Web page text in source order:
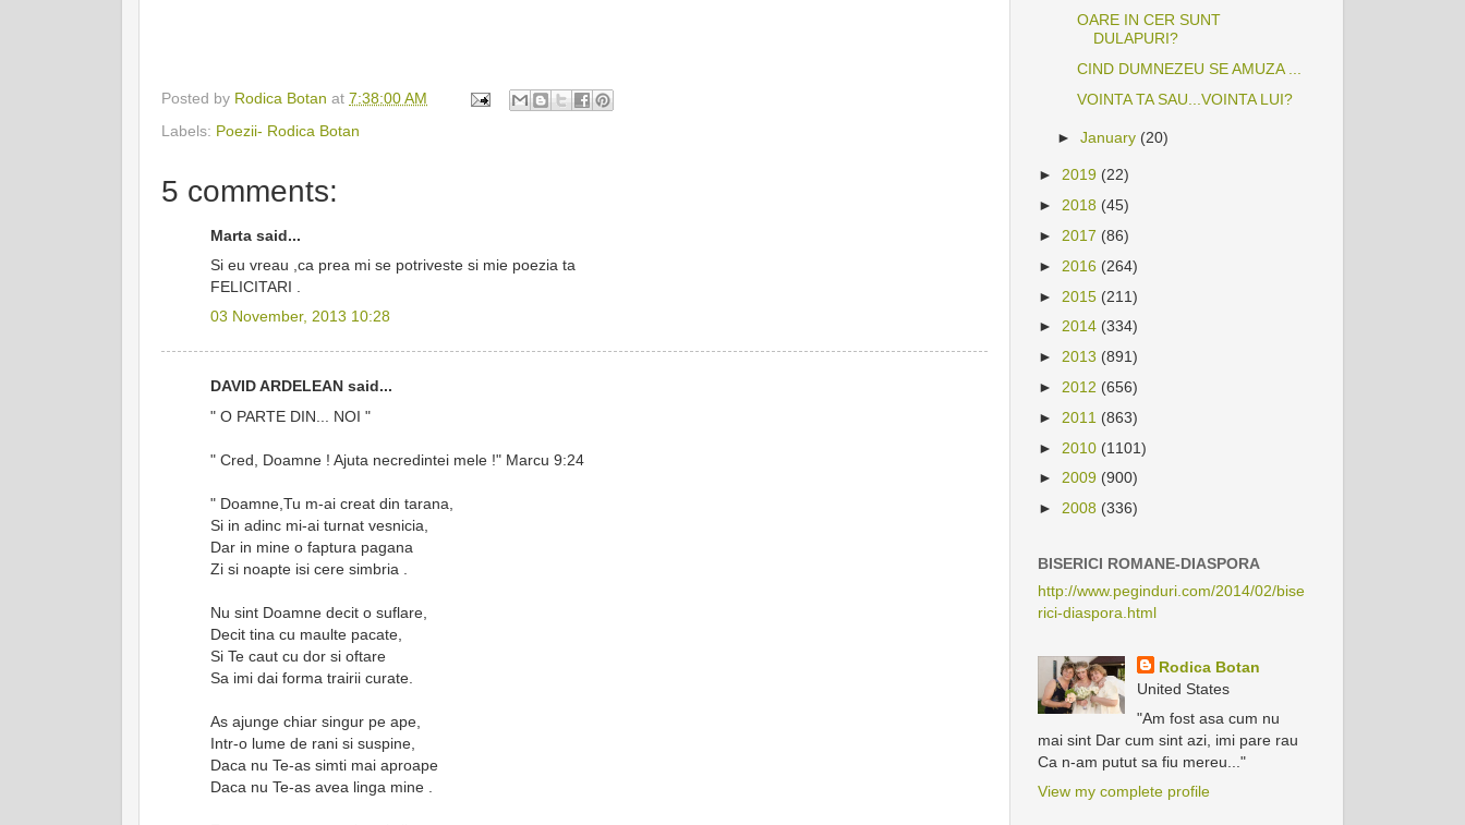
Posted by Rodica Botan at 7:38:00 AM
Labels: Poezii- Rodica Botan
5 comments:
Marta said...
Si eu vreau ,ca prea mi se potriveste si mie poezia ta
FELICITARI .
03 November, 2013 10:28
DAVID ARDELEAN said...
" O PARTE DIN... NOI "
" Cred, Doamne ! Ajuta necredintei mele !" Marcu 9:24
" Doamne,Tu m-ai creat din tarana,
Si in adinc mi-ai turnat vesnicia,
Dar in mine o faptura pagana
Zi si noapte isi cere simbria .
Nu sint Doamne decit o suflare,
Decit tina cu maulte pacate,
Si Te caut cu dor si oftare
Sa imi dai forma trairii curate.
As ajunge chiar singur pe ape,
Intr-o lume de rani si suspine,
Daca nu Te-as simti mai aproape
Daca nu Te-as avea linga mine .
OARE IN CER SUNT
DULAPURI?
CIND DUMNEZEU SE AMUZA ...
VOINTA TA SAU...VOINTA LUI?
►January (20)
► 2019 (22)
► 2018 (45)
► 2017 (86)
► 2016 (264)
► 2015 (211)
► 2014 (334)
► 2013 (891)
► 2012 (656)
► 2011 (863)
► 2010 (1101)
► 2009 (900)
► 2008 (336)
BISERICI ROMANE-DIASPORA
http://www.peginduri.com/2014/02/bise
rici-diaspora.html
Rodica Botan
United States
"Am fost asa cum nu
mai sint Dar cum sint azi, imi pare rau
Ca n-am putut sa fiu mereu..."
View my complete profile